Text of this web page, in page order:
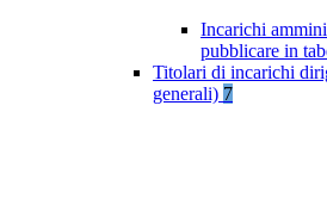
Incarichi
pubblicare in
Titolari di incarichi
generali) 7